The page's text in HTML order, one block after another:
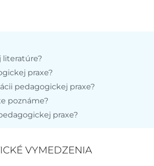
literatúre?
praxe?
pedagogickej praxe?
poznáme?
praxe?
VYMEDZENIA